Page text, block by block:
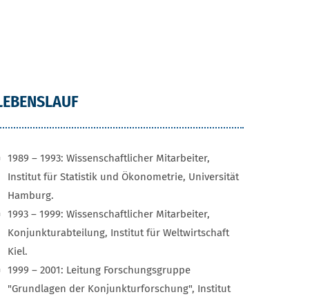
1989 – 1993: Wissenschaftlicher Mitarbeiter,
Institut für Statistik und Ökonometrie, Universität
Hamburg.
1993 – 1999: Wissenschaftlicher Mitarbeiter,
Konjunkturabteilung, Institut für Weltwirtschaft
Kiel.
1999 – 2001: Leitung Forschungsgruppe
"Grundlagen der Konjunkturforschung", Institut